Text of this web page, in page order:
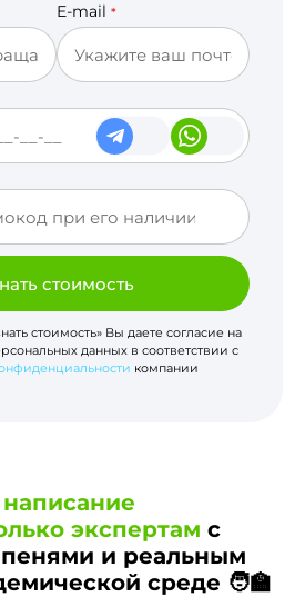
E-mail *
стоимость
стоимость» Вы даете согласие на
данных в соответствии с
компании
экспертам с
и реальным
среде 🧑‍🏫